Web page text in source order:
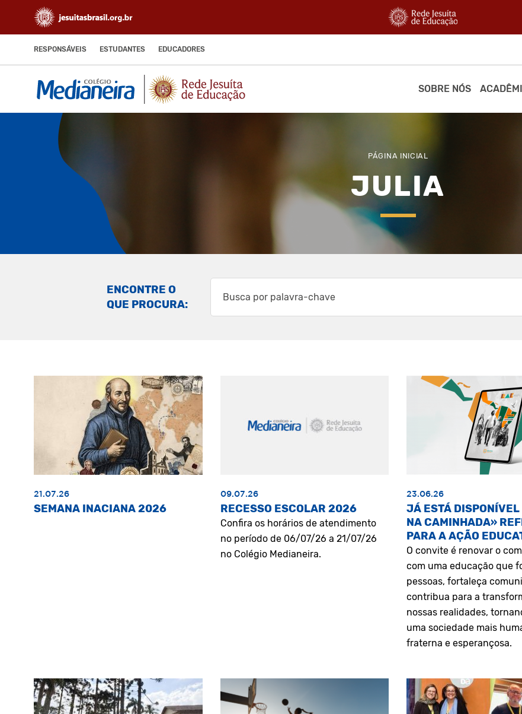
RESPONSÁVEIS ESTUDANTES EDUCADORES
SOBRE NÓS
PÁGINA INICIAL
JULIA
ENCONTRE O
QUE PROCURA:
21.07.26
SEMANA INACIANA 2026
09.07.26
RECESSO ESCOLAR 2026
Confira os horários de atendimento
no período de 06/07/26 a 21/07/26
no Colégio Medianeira.
23.06.26
JÁ ESTÁ
NA CAMINHADA»
PARA A AÇÃO
O convite é renovar o
com uma educação que
pessoas, fortaleça
contribua para a
nossas realidades,
uma sociedade mais
fraterna e esperançosa.